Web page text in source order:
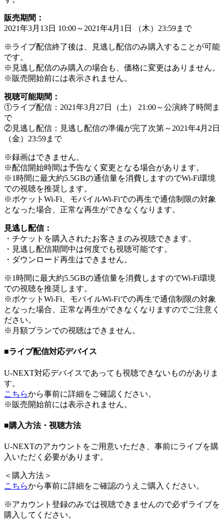
販売期間：
2021年3月13日 10:00～2021年4月1日 （木）23:59まで
※ライブ配信終了後は、見逃し配信のみ購入することが可能
です。
※見逃し配信のみ購入の場合も、価格に変更はありません。
※販売開始前には表示されません。
視聴可能期間：
①ライブ配信：2021年3月27日（土） 21:00～公演終了時間ま
で
②見逃し配信：見逃し配信の準備が完了次第～2021年4月2日
（金）23:59まで
※録画はできません。
※配信開始時間は予告なく変更となる場合があります。
※1時間に最大約5.5GBの通信量を消費しますのでWi-Fi環境
での視聴を推奨します。
※ポケットWi-Fi、モバイルWi-Fiでの再生で通信制限の対象
となった場合、正常な再生ができなくなります。
見逃し配信：
・チケットを購入されたお客さまのみ視聴できます。
・見逃し配信期間中は何度でも視聴可能です。
・ダウンロード再生はできません。
※1時間に最大約5.5GBの通信量を消費しますのでWi-Fi環境
での視聴を推奨します。
※ポケットWi-Fi、モバイルWi-Fiでの再生で通信制限の対象
となった場合、正常な再生ができなくなりますのでご注意く
ださい。
※月額プランでの視聴はできません。
■ライブ配信対応デバイス
U-NEXT対応デバイスであっても視聴できないものがありま
す。
こちらから事前に詳細をご確認ください。
※販売開始前には表示されません。
■購入方法・視聴方法
U-NEXTのアカウントをご用意いただき、事前にライブを購
入いただく必要があります。
＜ 購入方法 ＞
こちらから事前に詳細をご確認のうえご購入ください。
※アカウント登録のみでは視聴できませんので必ずライブを
購入してください。